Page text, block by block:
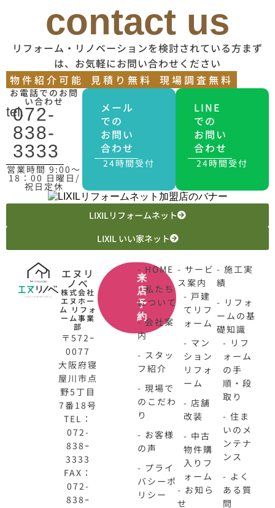
contact us
リフォーム・リノベーションを検討されている方まず
は、お気軽にお問い合わせください
物件紹介可能
見積り無料 現場調査無料
お電話でのお問
い合わせ
tel.
072-
838-
3333
営業時間 9:00〜
18：00 日曜日/
祝日定休
メール
での
お問い
合わせ
24時間受付
LINE
での
お問い
合わせ
24時間受付
LIXILリフォームネット
LIXIL いい家ネット
エヌリ
ノベ
株式会社
エヌホー
ム リフォ
ーム事業
部
〒572ｰ
0077
大阪府寝
屋川市点
野5丁目
7番18号
TEL：
072-
838ｰ
3333
FAX：
072-
838ｰ
来
店
予
約
- HOME
- 私たち
について
- 会社案
内
- スタッ
フ紹介
- 現場で
のこだわ
り
- お客様
の声
- プライ
バシーポ
リシー
- サービ
ス案内
- 戸建
てリフ
ォーム
- マン
ション
リフォ
ーム
- 店舗
改装
- 中古
物件購
入りフ
ォーム
- お知ら
せ
- 施工実
績
- リフォ
ームの基
礎知識
- リフ
ォーム
の手
順・段
取り
- 住ま
いのメ
ンテナ
ンス
- よく
ある質
問